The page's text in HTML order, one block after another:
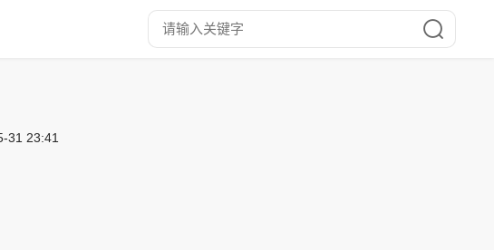
31 23:41